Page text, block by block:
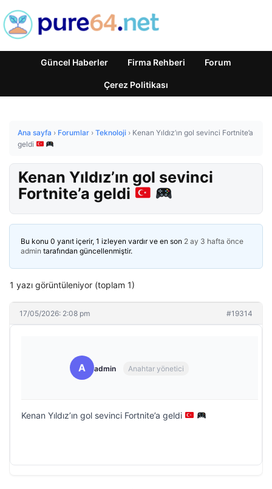
Güncel Haberler Firma Rehberi Forum
Çerez Politikası
Ana sayfa › Forumlar › Teknoloji › Kenan Yıldız’ın gol sevinci Fortnite’a
geldi
Kenan Yıldız’ın gol sevinci
Fortnite’a geldi
Bu konu 0 yanıt içerir, 1 izleyen vardır ve en son 2 ay 3 hafta önce
admin tarafından güncellenmiştir.
1 yazı görüntüleniyor (toplam 1)
17/05/2026: 2:08 pm #19314
A admin Anahtar yönetici
Kenan Yıldız’ın gol sevinci Fortnite’a geldi